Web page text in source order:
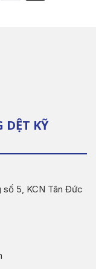
DỆT KỸ
số 5, KCN Tân Đức